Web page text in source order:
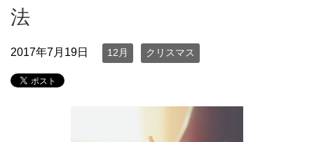
法
2017年7月19日 12月 クリスマス